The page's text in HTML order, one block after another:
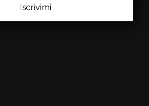
Iscrivimi